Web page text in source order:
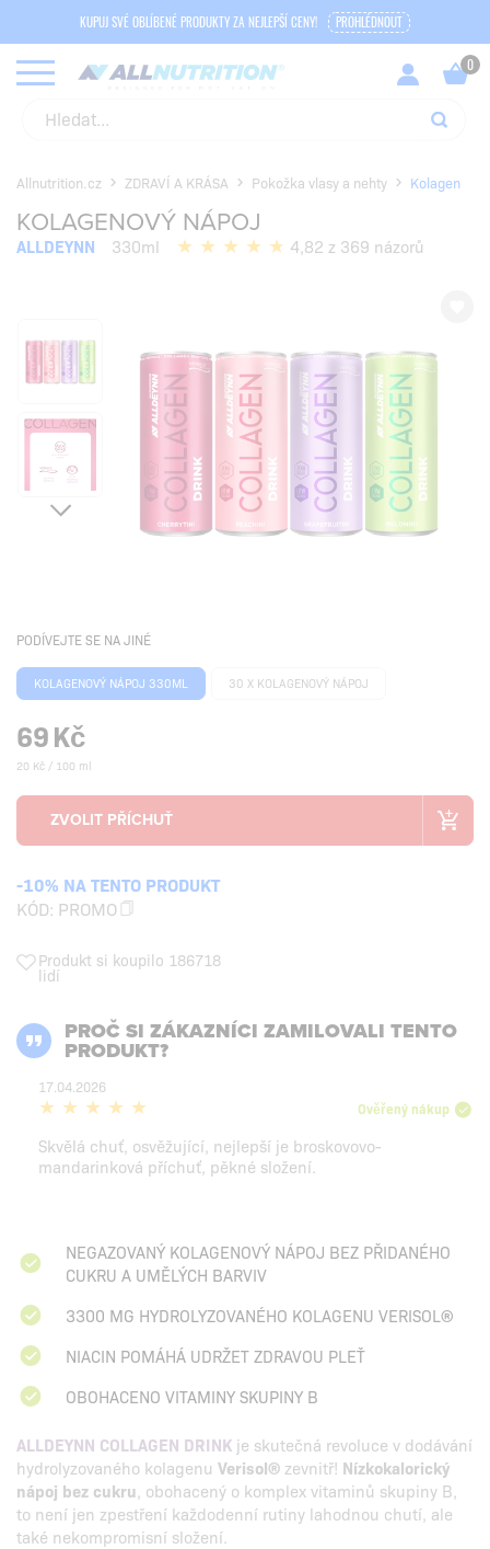
KUPUJ SVÉ OBLÍBENÉ PRODUKTY ZA NEJLEPŠÍ CENY! PROHLÉDNOUT
Allnutrition.cz ZDRAVÍ A KRÁSA Pokožka vlasy a nehty Kolagen
KOLAGENOVÝ NÁPOJ
ALLDEYNN 330ml 4,82 z 369 názorů
PODÍVEJTE SE NA JINÉ
KOLAGENOVÝ NÁPOJ 330ML 30 X KOLAGENOVÝ NÁPOJ
69Kč
20 Kč / 100 ml
-10% NA TENTO PRODUKT
KÓD: PROMO
Produkt si koupilo 186718
lidí
PROČ SI ZÁKAZNÍCI ZAMILOVALI TENTO
PRODUKT?
17.04.2026
Ověřený nákup
Skvělá chuť, osvěžující, nejlepší je broskovovo-
mandarinková příchuť, pěkné složení.
NEGAZOVANÝ KOLAGENOVÝ NÁPOJ BEZ PŘIDANÉHO
CUKRU A UMĚLÝCH BARVIV
3300 MG HYDROLYZOVANÉHO KOLAGENU VERISOL®
NIACIN POMÁHÁ UDRŽET ZDRAVOU PLEŤ
OBOHACENO VITAMINY SKUPINY B
ALLDEYNN COLLAGEN DRINK je skutečná revoluce v dodávání
hydrolyzovaného kolagenu Verisol® zevnitř! Nízkokalorický
nápoj bez cukru , obohacený o komplex vitaminů skupiny B,
to není jen zpestření každodenní rutiny lahodnou chutí, ale
také nekompromisní složení.